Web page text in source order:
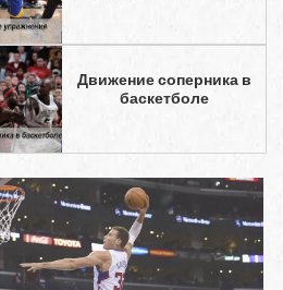
Движение соперника в
баскетболе